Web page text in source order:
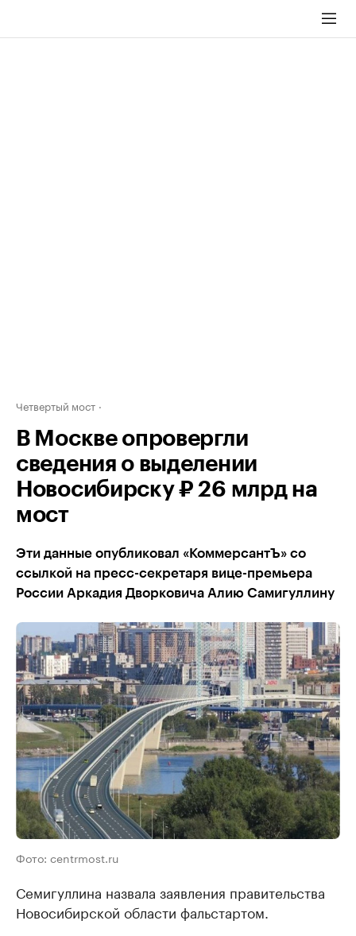
Четвертый мост
В Москве опровергли
сведения о выделении
Новосибирску ₽ 26 млрд на
мост
Эти данные опубликовал «КоммерсантЪ» со
ссылкой на пресс-секретаря вице-премьера
России Аркадия Дворковича Алию Самигуллину
Фото: centrmost.ru
Семигуллина назвала заявления правительства
Новосибирской области фальстартом.